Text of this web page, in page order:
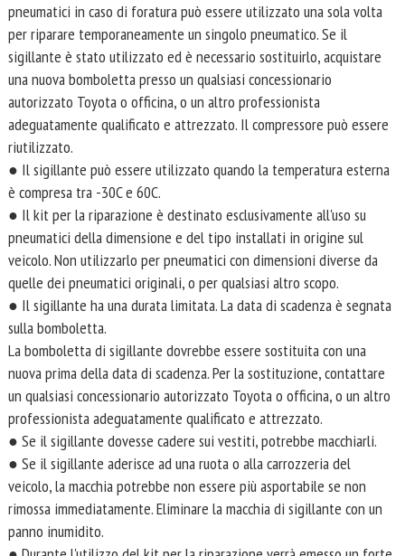
pneumatici in caso di foratura può essere utilizzato una sola volta
per riparare temporaneamente un singolo pneumatico. Se il
sigillante è stato utilizzato ed è necessario sostituirlo, acquistare
una nuova bomboletta presso un qualsiasi concessionario
autorizzato Toyota o officina, o un altro professionista
adeguatamente qualificato e attrezzato. Il compressore può essere
riutilizzato.
● Il sigillante può essere utilizzato quando la temperatura esterna
è compresa tra -30C e 60C.
● Il kit per la riparazione è destinato esclusivamente all'uso su
pneumatici della dimensione e del tipo installati in origine sul
veicolo. Non utilizzarlo per pneumatici con dimensioni diverse da
quelle dei pneumatici originali, o per qualsiasi altro scopo.
● Il sigillante ha una durata limitata. La data di scadenza è segnata
sulla bomboletta.
La bomboletta di sigillante dovrebbe essere sostituita con una
nuova prima della data di scadenza. Per la sostituzione, contattare
un qualsiasi concessionario autorizzato Toyota o officina, o un altro
professionista adeguatamente qualificato e attrezzato.
● Se il sigillante dovesse cadere sui vestiti, potrebbe macchiarli.
● Se il sigillante aderisce ad una ruota o alla carrozzeria del
veicolo, la macchia potrebbe non essere più asportabile se non
rimossa immediatamente. Eliminare la macchia di sigillante con un
panno inumidito.